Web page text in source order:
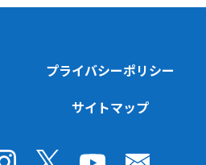
プライバシーポリシー
サイトマップ